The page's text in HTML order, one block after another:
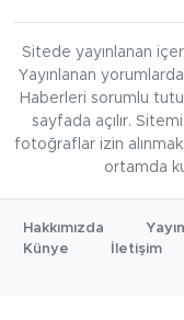
Sitede yayınlanan
Yayınlanan
Haberleri sorumlu
sayfada açılır.
fotoğraflar izin
ortamda
Hakkımızda
Künye
İletişim